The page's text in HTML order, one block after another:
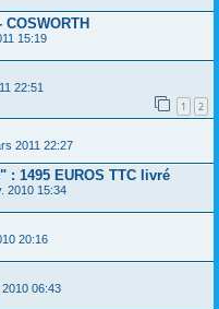
15:19
22:51
1 2
2011 22:27
: 1495 EUROS TTC livré
2010 15:34
20:16
2010 06:43